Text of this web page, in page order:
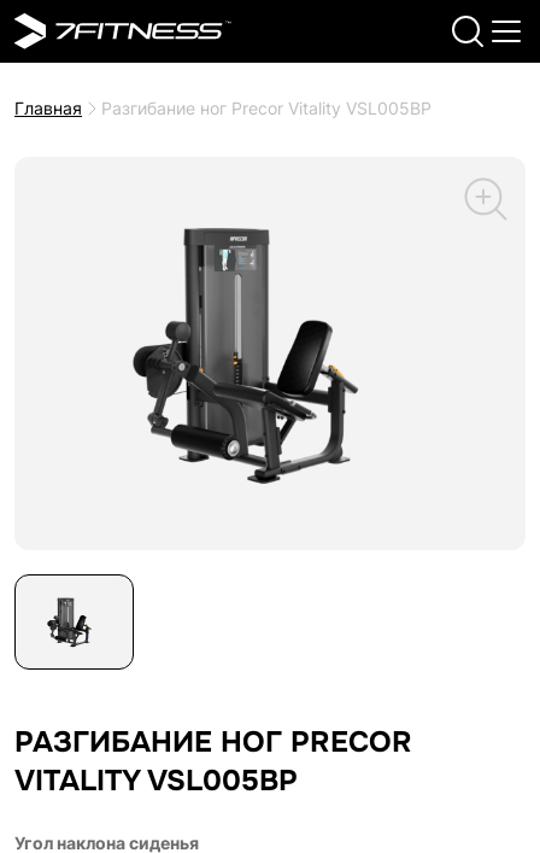
Главная Разгибание ног Precor Vitality VSL005BP
РАЗГИБАНИЕ НОГ PRECOR
VITALITY VSL005BP
Угол наклона сиденья